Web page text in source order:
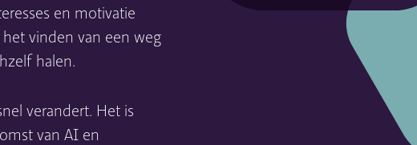
en motivatie
vinden van een weg
halen.
verandert. Het is
van AI en